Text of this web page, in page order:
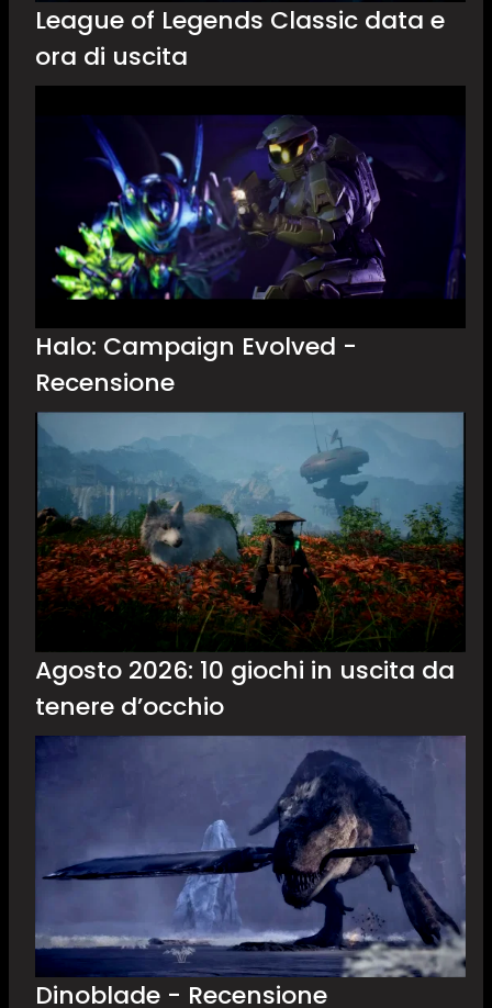
League of Legends Classic data e
ora di uscita
Halo: Campaign Evolved -
Recensione
Agosto 2026: 10 giochi in uscita da
tenere d’occhio
Dinoblade - Recensione